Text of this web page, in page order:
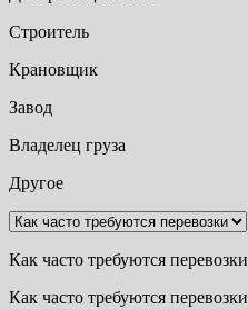
Строитель
Крановщик
Завод
Владелец груза
Другое
Как часто требуются перевозки
Как часто требуются перевозки